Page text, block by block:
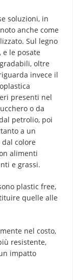
soluzioni, in
anche come
Sul legno
e le posate
oltre
invece il
presenti nel
o da
petrolio, poi
a un
colore
alimenti
e grassi.
plastic free,
quelle alle
nel costo,
resistente,
impatto